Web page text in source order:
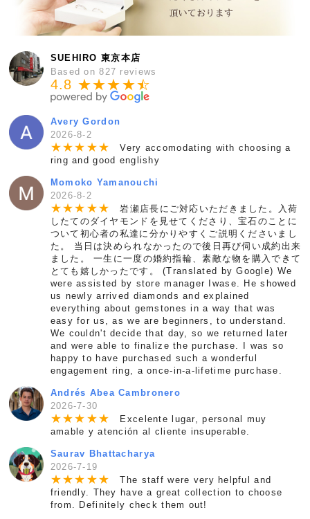
SUEHIRO 東京本店
Based on 827 reviews
4.8 ★★★★★
☆
Avery Gordon
2026-8-2
★★★ ★★
Very accomodating with choosing a
ring and good englishy
Momoko Yamanouchi
2026-8-2
★★★ ★★
岩瀬店長にご対応いただきました。入荷
したてのダイヤモンドを見せてくださり、宝石のことに
ついて初心者の私達に分かりやすくご説明くださいまし
た。 当日は決められなかったので後日再び伺い成約出来
ました。 一生に一度の婚約指輪、素敵な物を購入できて
とても嬉しかったです。 (Translated by Google) We
were assisted by store manager Iwase. He showed
us newly arrived diamonds and explained
everything about gemstones in a way that was
easy for us, as we are beginners, to understand.
We couldn't decide that day, so we returned later
and were able to finalize the purchase. I was so
happy to have purchased such a wonderful
engagement ring, a once-in-a-lifetime purchase.
Andrés Abea Cambronero
2026-7-30
★★★ ★★
Excelente lugar, personal muy
amable y atención al cliente insuperable.
Saurav Bhattacharya
2026-7-19
★★★ ★★
The staff were very helpful and
friendly. They have a great collection to choose
from. Definitely check them out!